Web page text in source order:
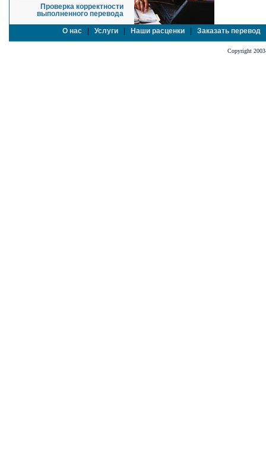
Проверка корректности
выполненного перевода
О нас Услуги Наши расценки Заказать перевод
Copyright